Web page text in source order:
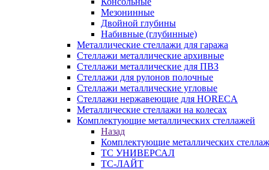
Мезонинные
Двойной глубины
Набивные (глубинные)
Металлические стеллажи для гаража
Стеллажи металлические архивные
Стеллажи металлические для ПВЗ
Стеллажи для рулонов полочные
Стеллажи металлические угловые
Стеллажи нержавеющие для HORECA
Металлические стеллажи на колесах
Комплектующие металлических стеллажей
Назад
Комплектующие металлических
ТС УНИВЕРСАЛ
ТС-ЛАЙТ